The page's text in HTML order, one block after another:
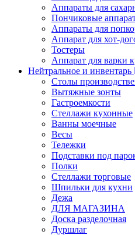
Аппараты для
Пончиковые
Аппараты для
Аппарат для хот-
Тостеры
Аппарат для варки
Нейтральное и инвентарь
Столы
Вытяжные зонты
Гастроемкости
Стеллажи кухонные
Ванны моечные
Весы
Тележки
Подставки под
Полки
Стеллажи торговые
Шпильки для кухни
Дежа
ДЛЯ МАГАЗИНА
Доска разделочная
Дуршлаг